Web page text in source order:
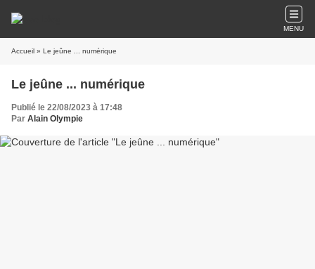
MENU
Accueil » Le jeûne ... numérique
Le jeûne ... numérique
Publié le 22/08/2023 à 17:48
Par Alain Olympie